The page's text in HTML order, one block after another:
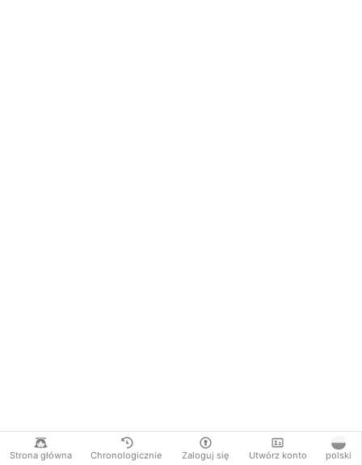
Strona główna Chronologicznie Zaloguj się Utwórz konto polski